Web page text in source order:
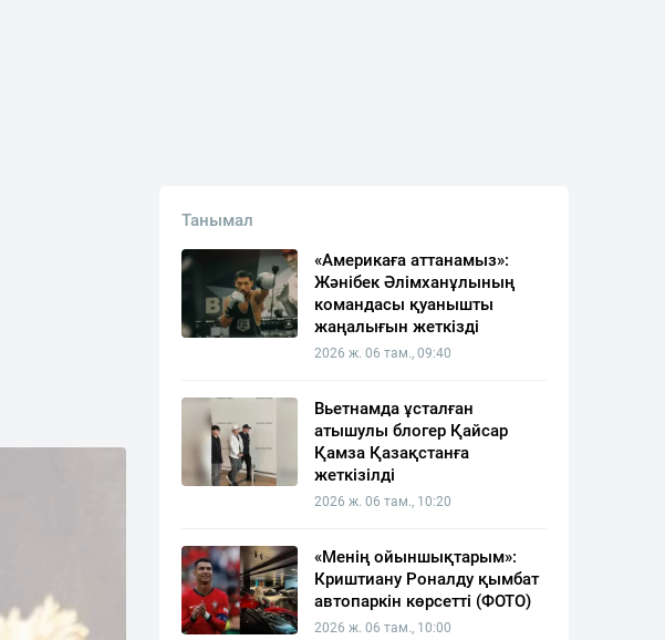
Танымал
«Америкаға аттанамыз»:
Жәнібек Әлімханұлының
командасы қуанышты
жаңалығын жеткізді
2026 ж. 06 там., 09:40
Вьетнамда ұсталған
атышулы блогер Қайсар
Қамза Қазақстанға
жеткізілді
2026 ж. 06 там., 10:20
«Менің ойыншықтарым»:
Криштиану Роналду қымбат
автопаркін көрсетті (ФОТО)
2026 ж. 06 там., 10:00